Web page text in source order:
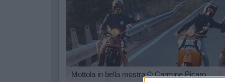
Mottola in bella mostra © Carmine Picaro